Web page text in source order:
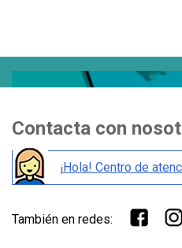
Contacta con
¡Hola! Centro de
También en redes: